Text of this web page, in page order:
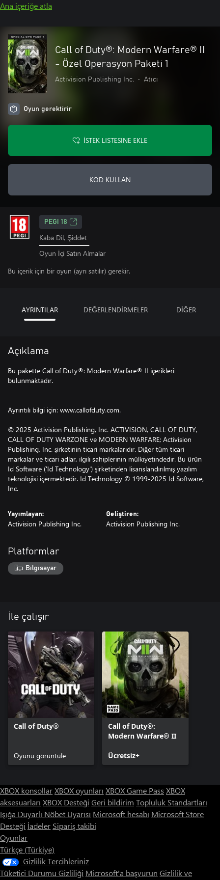
Ana içeriğe atla
Call of Duty®: Modern Warfare® II
- Özel Operasyon Paketi 1
Activision Publishing Inc. • Atıcı
Oyun gerektirir
İSTEK LISTESINE EKLE
KOD KULLAN
PEGI 18
Kaba Dil, Şiddet
Oyun İçi Satın Almalar
Bu içerik için bir oyun (ayrı satılır) gerekir.
AYRINTILAR DEĞERLENDİRMELER DİĞER
Açıklama
Bu pakette Call of Duty®: Modern Warfare® II içerikleri
bulunmaktadır.
Ayrıntılı bilgi için: www.callofduty.com.
© 2025 Activision Publishing, Inc. ACTIVISION, CALL OF DUTY,
CALL OF DUTY WARZONE ve MODERN WARFARE; Activision
Publishing, Inc. şirketinin ticari markalarıdır. Diğer tüm ticari
markalar ve ticari adlar, ilgili sahiplerinin mülkiyetindedir. Bu ürün
Id Software ('Id Technology') şirketinden lisanslandırılmış yazılım
teknolojisi içermektedir. Id Technology © 1999-2025 Id Software,
Inc.
Yayımlayan:
Activision Publishing Inc.
Geliştiren:
Activision Publishing Inc.
Platformlar
Bilgisayar
İle çalışır
Call of Duty®
Oyunu görüntüle
Call of Duty®:
Modern Warfare® II
Ücretsiz+
XBOX konsollarXBOX oyunları XBOX Game Pass XBOX
aksesuarları XBOX Desteği Geri bildirim Topluluk Standartları
Işığa Duyarlı Nöbet Uyarısı Microsoft hesabı Microsoft Store
Desteği İadeler Sipariş takibi
Oyunlar
Türkçe (Türkiye)
Gizlilik Tercihleriniz
Tüketici Durumu Gizliliği Microsoft'a başvurun Gizlilik ve